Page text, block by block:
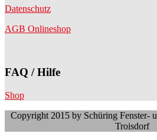
Datenschutz
AGB Onlineshop
FAQ / Hilfe
Shop
Copyright 2015 by Schüring Fenster-
Troisdorf